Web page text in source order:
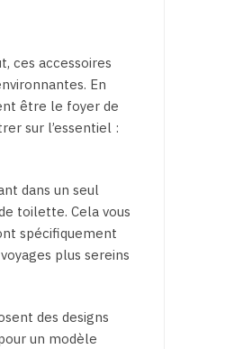
ces accessoires
En
être le foyer de
sur l’essentiel :
dans un seul
toilette. Cela vous
spécifiquement
plus sereins
des designs
un modèle